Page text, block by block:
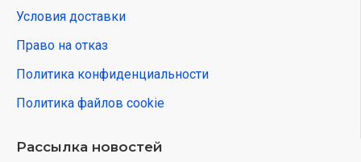
Условия доставки
Право на отказ
Политика конфиденциальности
Политика файлов cookie
Рассылка новостей